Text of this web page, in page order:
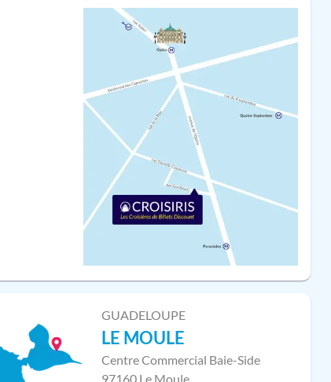
GUADELOUPE
LE MOULE
Centre Commercial Baie-Side
97160 Le Moule